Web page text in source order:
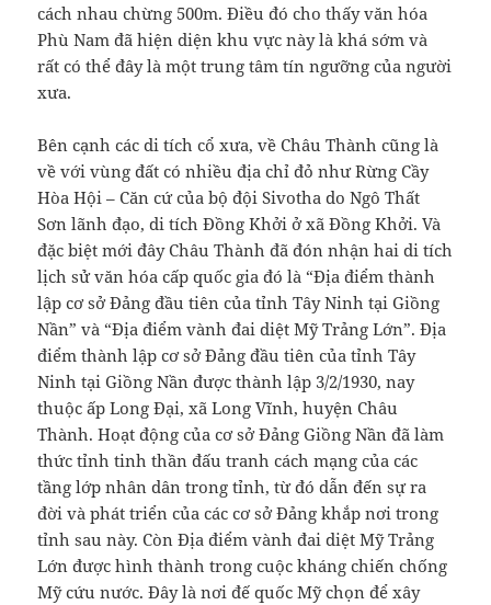
cách nhau chừng 500m. Điều đó cho thấy văn hóa
Phù Nam đã hiện diện khu vực này là khá sớm và
rất có thể đây là một trung tâm tín ngưỡng của người
xưa.
Bên cạnh các di tích cổ xưa, về Châu Thành cũng là
về với vùng đất có nhiều địa chỉ đỏ như Rừng Cầy
Hòa Hội – Căn cứ của bộ đội Sivotha do Ngô Thất
Sơn lãnh đạo, di tích Đồng Khởi ở xã Đồng Khởi. Và
đặc biệt mới đây Châu Thành đã đón nhận hai di tích
lịch sử văn hóa cấp quốc gia đó là “Địa điểm thành
lập cơ sở Đảng đầu tiên của tỉnh Tây Ninh tại Giồng
Nần” và “Địa điểm vành đai diệt Mỹ Trảng Lớn”. Địa
điểm thành lập cơ sở Đảng đầu tiên của tỉnh Tây
Ninh tại Giồng Nần được thành lập 3/2/1930, nay
thuộc ấp Long Đại, xã Long Vĩnh, huyện Châu
Thành. Hoạt động của cơ sở Đảng Giồng Nần đã làm
thức tỉnh tinh thần đấu tranh cách mạng của các
tầng lớp nhân dân trong tỉnh, từ đó dẫn đến sự ra
đời và phát triển của các cơ sở Đảng khắp nơi trong
tỉnh sau này. Còn Địa điểm vành đai diệt Mỹ Trảng
Lớn được hình thành trong cuộc kháng chiến chống
Mỹ cứu nước. Đây là nơi đế quốc Mỹ chọn để xây